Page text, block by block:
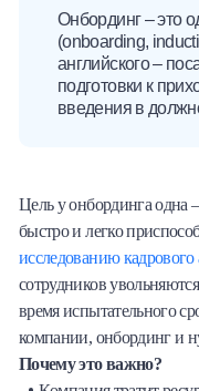
Онбординг – это
(onboarding,
английского –
подготовки к
введения в
Цель у онбординга одна
быстро и легко
исследованию кадрового
сотрудников
время испытательного
компании, онбординг и
Почему это важно?